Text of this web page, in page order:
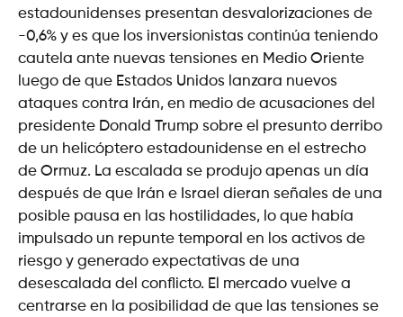
estadounidenses presentan desvalorizaciones de
-0,6% y es que los inversionistas continúa teniendo
cautela ante nuevas tensiones en Medio Oriente
luego de que Estados Unidos lanzara nuevos
ataques contra Irán, en medio de acusaciones del
presidente Donald Trump sobre el presunto derribo
de un helicóptero estadounidense en el estrecho
de Ormuz. La escalada se produjo apenas un día
después de que Irán e Israel dieran señales de una
posible pausa en las hostilidades, lo que había
impulsado un repunte temporal en los activos de
riesgo y generado expectativas de una
desescalada del conflicto. El mercado vuelve a
centrarse en la posibilidad de que las tensiones se